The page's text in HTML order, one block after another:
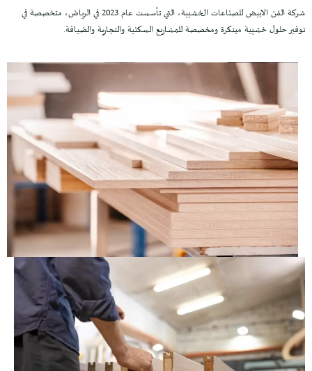
شركة الفن الابيض للصناعات الخشبية، التي تأسست عام 2023 في الرياض، متخصصة في
توفير حلول خشبية مبتكرة ومخصصة للمشاريع السكنية والتجارية والضيافة.